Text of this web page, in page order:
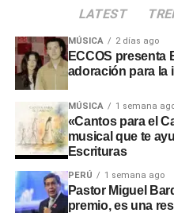
LATEST
MÚSICA 2 días ago
ECCOS presenta
adoración para la
MÚSICA 1 semana
«Cantos para el
musical que te
Escrituras
PERÚ 1 semana ago
Pastor Miguel
premio, es una